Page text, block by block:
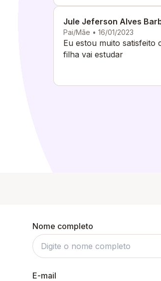
promovem varias
Jule Jeferson Alves
Pai/Mãe • 16/01/2023
Eu estou muito satisfeito
filha vai estudar
Nome completo
E-mail